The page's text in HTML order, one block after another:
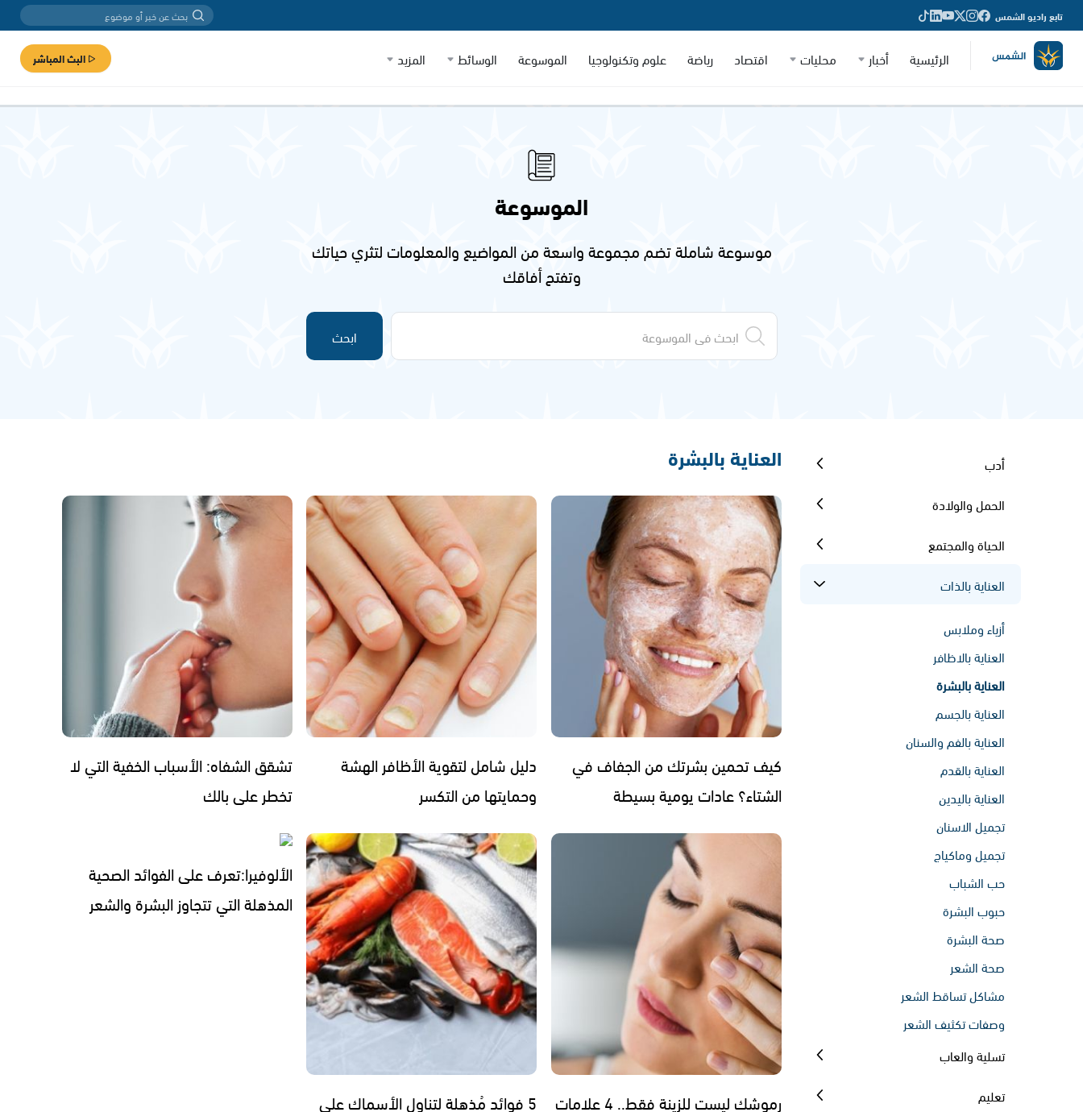
تابع راديو الشمس
الرئيسية أخبار محليات اقتصاد رياضة علوم وتكنولوجيا الموسوعة الوسائط المزيد البث المباشر
الموسوعة
موسوعة شاملة تضم مجموعة واسعة من المواضيع والمعلومات لتثري حياتك
وتفتح أفاقك
ابحث
أدب
الحمل والولادة
الحياة والمجتمع
العناية بالذات
أزياء وملابس
العناية بالاظافر
العناية بالبشرة
العناية بالجسم
العناية بالفم والسنان
العناية بالقدم
العناية باليدين
تجميل الاسنان
تجميل وماكياج
حب الشباب
حبوب البشرة
صحة البشرة
صحة الشعر
مشاكل تساقط الشعر
وصفات تكثيف الشعر
تسلية والعاب
تعليم
العناية بالبشرة
كيف تحمين بشرتك من الجفاف في
الشتاء؟ عادات يومية بسيطة
دليل شامل لتقوية الأظافر الهشة
وحمايتها من التكسر
تشقق الشفاه: الأسباب الخفية التي لا
تخطر على بالك
رموشك ليست للزينة فقط.. 4 علامات
5 فوائد مُذهلة لتناول الأسماك على
الألوفيرا:تعرف على الفوائد الصحية
المذهلة التي تتجاوز البشرة والشعر